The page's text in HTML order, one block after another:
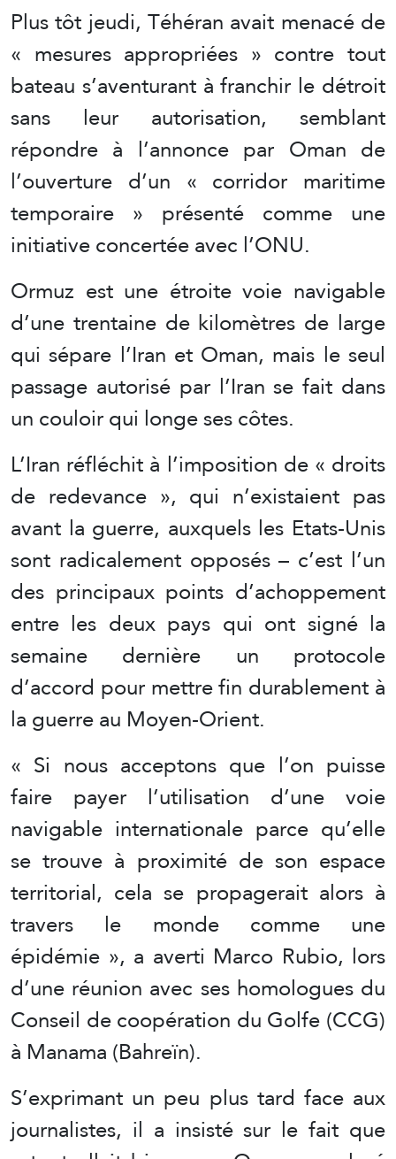
Plus tôt jeudi, Téhéran avait menacé de
« mesures appropriées » contre tout
bateau s’aventurant à franchir le détroit
sans leur autorisation, semblant
répondre à l’annonce par Oman de
l’ouverture d’un « corridor maritime
temporaire » présenté comme une
initiative concertée avec l’ONU.
Ormuz est une étroite voie navigable
d’une trentaine de kilomètres de large
qui sépare l’Iran et Oman, mais le seul
passage autorisé par l’Iran se fait dans
un couloir qui longe ses côtes.
L’Iran réfléchit à l’imposition de « droits
de redevance », qui n’existaient pas
avant la guerre, auxquels les Etats-Unis
sont radicalement opposés – c’est l’un
des principaux points d’achoppement
entre les deux pays qui ont signé la
semaine dernière un protocole
d’accord pour mettre fin durablement à
la guerre au Moyen-Orient.
« Si nous acceptons que l’on puisse
faire payer l’utilisation d’une voie
navigable internationale parce qu’elle
se trouve à proximité de son espace
territorial, cela se propagerait alors à
travers le monde comme une
épidémie », a averti Marco Rubio, lors
d’une réunion avec ses homologues du
Conseil de coopération du Golfe (CCG)
à Manama (Bahreïn).
S’exprimant un peu plus tard face aux
journalistes, il a insisté sur le fait que